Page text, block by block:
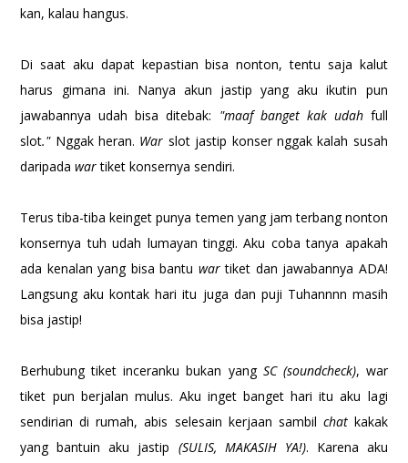
kan, kalau hangus.
Di saat aku dapat kepastian bisa nonton, tentu saja kalut
harus gimana ini. Nanya akun jastip yang aku ikutin pun
jawabannya udah bisa ditebak: "maaf banget kak udah full
slot."Nggak heran. War slot jastip konser nggak kalah susah
daripadawartiket konsernya sendiri.
Terus tiba-tiba keinget punya temen yang jam terbang nonton
konsernya tuh udah lumayan tinggi. Aku coba tanya apakah
ada kenalan yang bisa bantu wartiket dan jawabannya ADA!
Langsung aku kontak hari itu juga dan puji Tuhannnn masih
bisa jastip!
Berhubung tiket inceranku bukan yang SC (soundcheck), war
tiket pun berjalan mulus. Aku inget banget hari itu aku lagi
sendirian di rumah, abis selesain kerjaan sambil chatkakak
yang bantuin aku jastip (SULIS, MAKASIH YA!). Karena aku